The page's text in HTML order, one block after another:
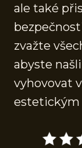
ale také
zvažte
abyste
vyhovovat
estetickým